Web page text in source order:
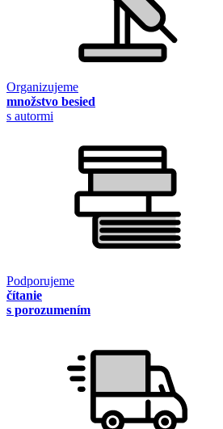
Organizujeme
množstvo besied
s autormi
Podporujeme
čítanie
s porozumením